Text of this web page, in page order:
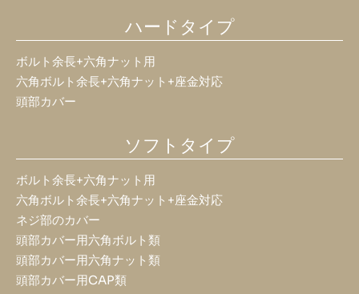
ハードタイプ
ボルト余長+六角ナット用
六角ボルト余長+六角ナット+座金対応
頭部カバー
ソフトタイプ
ボルト余長+六角ナット用
六角ボルト余長+六角ナット+座金対応
ネジ部のカバー
頭部カバー用六角ボルト類
頭部カバー用六角ナット類
頭部カバー用CAP類